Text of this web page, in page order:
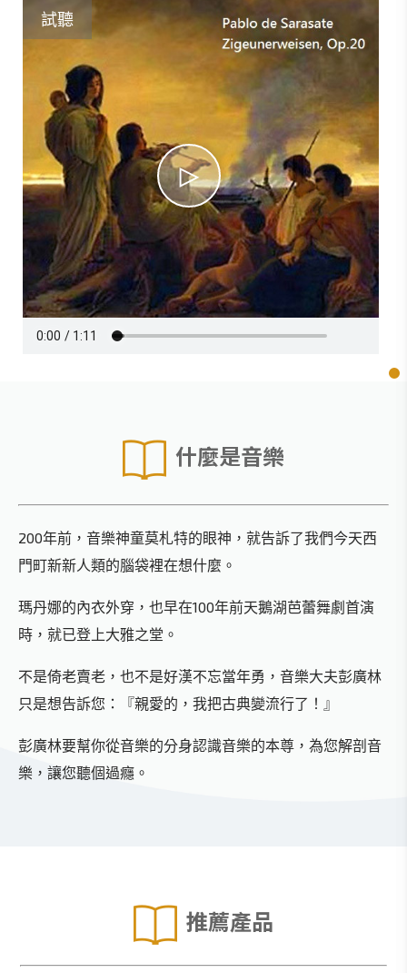
什麼是音樂
200年前，音樂神童莫札特的眼神，就告訴了我們今天西
門町新新人類的腦袋裡在想什麼。
瑪丹娜的內衣外穿，也早在100年前天鵝湖芭蕾舞劇首演
時，就已登上大雅之堂。
不是倚老賣老，也不是好漢不忘當年勇，音樂大夫彭廣林
只是想告訴您：『親愛的，我把古典變流行了！』
彭廣林要幫你從音樂的分身認識音樂的本尊，為您解剖音
樂，讓您聽個過癮。
推薦產品